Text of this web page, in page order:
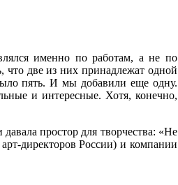
именно по работам, а не по
что две из них принадлежат одной
пять. И мы добавили еще одну.
и интересные. Хотя, конечно,
простор для творчества: «Не
директоров России) и компании